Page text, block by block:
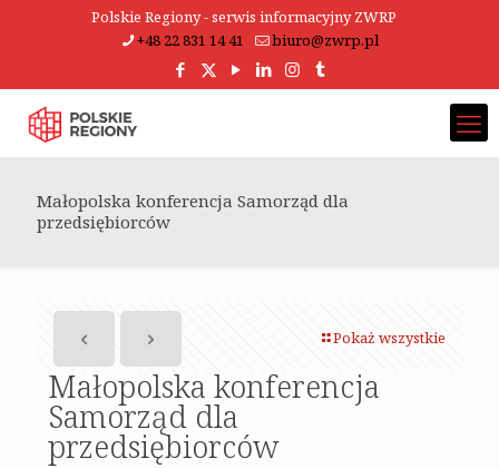
Polskie Regiony - serwis informacyjny ZWRP
+48 22 831 14 41
biuro@zwrp.pl
Małopolska konferencja Samorząd dla
przedsiębiorców
Pokaż wszystkie
Małopolska konferencja
Samorząd dla
przedsiębiorców